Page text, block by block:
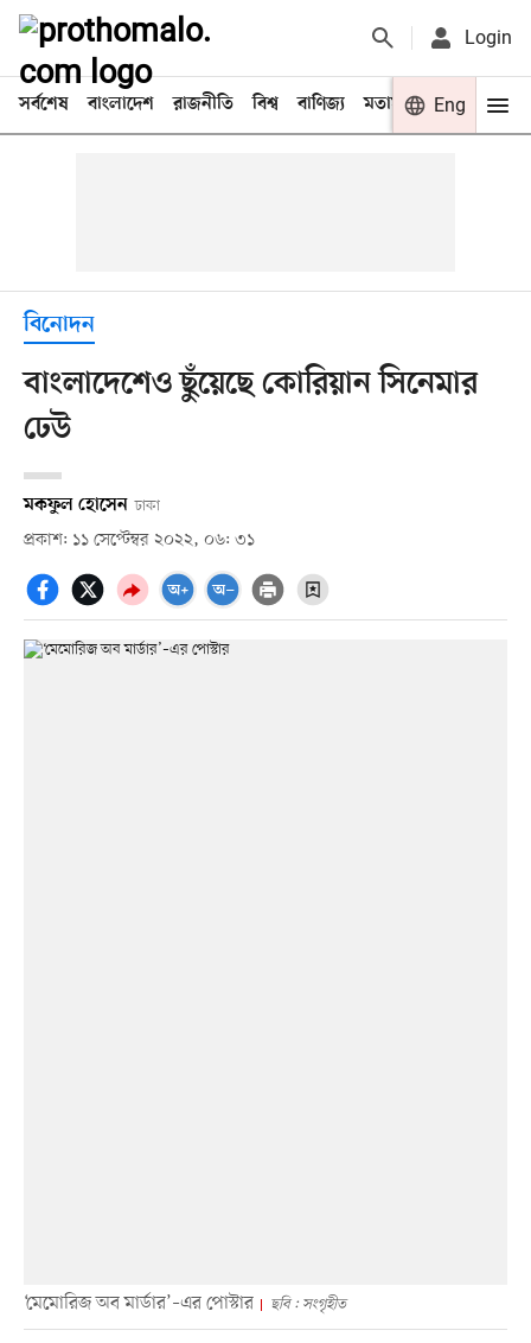
Login
সর্বশেষ বাংলাদেশ রাজনীতি বিশ্ব বাণিজ্য মতামত খেলা
Eng
বিনোদন
বাংলাদেশেও ছুঁয়েছে কোরিয়ান সিনেমার
ঢেউ
মকফুল হোসেন ঢাকা
প্রকাশ: ১১ সেপ্টেম্বর ২০২২, ০৬: ৩১
‘মেমোরিজ অব মার্ডার’–এর পোস্টার ছবি : সংগৃহীত